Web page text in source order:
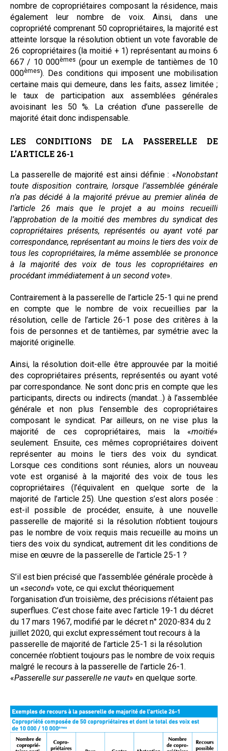
nombre de copropriétaires composant la résidence, mais
également leur nombre de voix. Ainsi, dans une
copropriété comprenant 50 copropriétaires, la majorité est
atteinte lorsque la résolution obtient un vote favorable de
26 copropriétaires (la moitié + 1) représentant au moins 6
667 / 10 000èmes (pour un exemple de tantièmes de 10
000èmes). Des conditions qui imposent une mobilisation
certaine mais qui demeure, dans les faits, assez limitée ;
le taux de participation aux assemblées générales
avoisinant les 50 %. La création d’une passerelle de
majorité était donc indispensable.
LES CONDITIONS DE LA PASSERELLE DE
L’ARTICLE 26-1
La passerelle de majorité est ainsi définie : «Nonobstant
toute disposition contraire, lorsque l’assemblée générale
n’a pas décidé à la majorité prévue au premier alinéa de
l’article 26 mais que le projet a au moins recueilli
l’approbation de la moitié des membres du syndicat des
copropriétaires présents, représentés ou ayant voté par
correspondance, représentant au moins le tiers des voix de
tous les copropriétaires, la même assemblée se prononce
à la majorité des voix de tous les copropriétaires en
procédant immédiatement à un second vote».
Contrairement à la passerelle de l’article 25-1 qui ne prend
en compte que le nombre de voix recueillies par la
résolution, celle de l’article 26-1 pose des critères à la
fois de personnes et de tantièmes, par symétrie avec la
majorité originelle.
Ainsi, la résolution doit-elle être approuvée par la moitié
des copropriétaires présents, représentés ou ayant voté
par correspondance. Ne sont donc pris en compte que les
participants, directs ou indirects (mandat…) à l’assemblée
générale et non plus l’ensemble des copropriétaires
composant le syndicat. Par ailleurs, on ne vise plus la
majorité de ces copropriétaires, mais la «moitié»
seulement. Ensuite, ces mêmes copropriétaires doivent
représenter au moins le tiers des voix du syndicat.
Lorsque ces conditions sont réunies, alors un nouveau
vote est organisé à la majorité des voix de tous les
copropriétaires (l’équivalent en quelque sorte de la
majorité de l’article 25). Une question s’est alors posée :
est-il possible de procéder, ensuite, à une nouvelle
passerelle de majorité si la résolution n’obtient toujours
pas le nombre de voix requis mais recueille au moins un
tiers des voix du syndicat, autrement dit les conditions de
mise en œuvre de la passerelle de l’article 25-1 ?
S’il est bien précisé que l’assemblée générale procède à
un «second» vote, ce qui exclut théoriquement
l’organisation d’un troisième, des précisions n’étaient pas
superflues. C’est chose faite avec l’article 19-1 du décret
du 17 mars 1967, modifié par le décret n° 2020-834 du 2
juillet 2020, qui exclut expressément tout recours à la
passerelle de majorité de l’article 25-1 si la résolution
concernée n’obtient toujours pas le nombre de voix requis
malgré le recours à la passerelle de l’article 26-1.
«Passerelle sur passerelle ne vaut» en quelque sorte.